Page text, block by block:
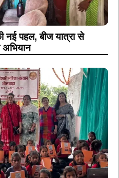
पहल, बीज यात्रा से